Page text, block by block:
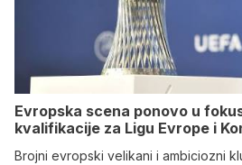
Evropska scena ponovo u
kvalifikacije za Ligu Evrope i
Brojni evropski velikani i ambiciozni